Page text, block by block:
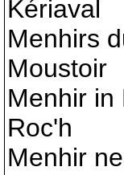
Kériaval
Menhirs
Moustoir
Menhir in
Roc'h
Menhir